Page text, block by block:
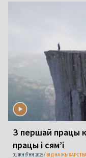
З першай працы
працы і сям’і
01 ЖНІЎНЯ 2025 ВІД НА